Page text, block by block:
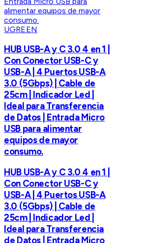
UGREEN
HUB USB-A y C 3.0 4 en 1 |
Con Conector USB-C y
USB-A | 4 Puertos USB-A
3.0 (5Gbps) | Cable de
25cm | Indicador Led |
Ideal para Transferencia
de Datos | Entrada Micro
USB para alimentar
equipos de mayor
consumo.
HUB USB-A y C 3.0 4 en 1 |
Con Conector USB-C y
USB-A | 4 Puertos USB-A
3.0 (5Gbps) | Cable de
25cm | Indicador Led |
Ideal para Transferencia
de Datos | Entrada Micro